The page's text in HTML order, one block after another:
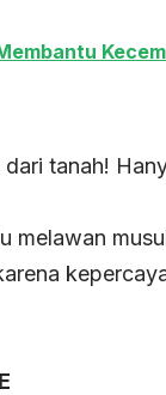
tanah!
melawan